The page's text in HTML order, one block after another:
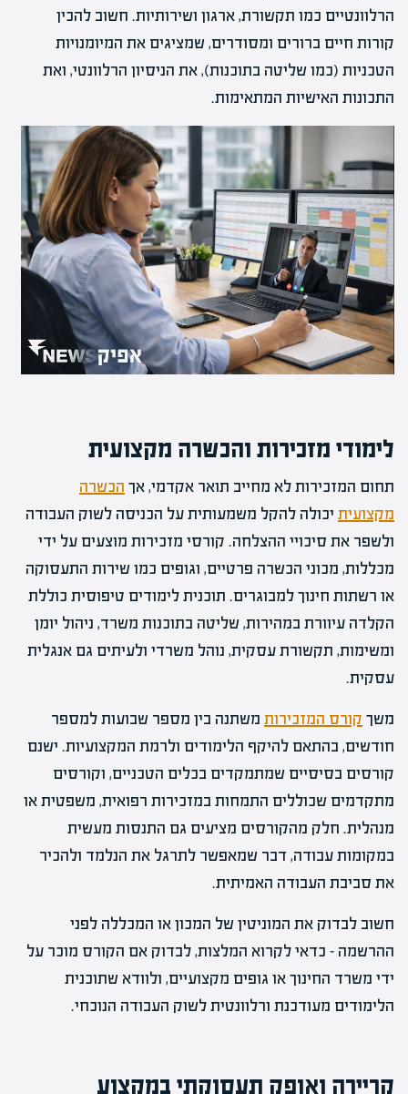
הרלוונטיים כמו תקשורת, ארגון ושירותיות. חשוב להכין
קורות חיים ברורים ומסודרים, שמציגים את המיומנויות
הטכניות (כמו שליטה בתוכנות), את הניסיון הרלוונטי, ואת
התכונות האישיות המתאימות.
לימודי מזכירות והכשרה מקצועית
תחום המזכירות לא מחייב תואר אקדמי, אך הכשרה
מקצועית יכולה להקל משמעותית על הכניסה לשוק העבודה
ולשפר את סיכויי ההצלחה. קורסי מזכירות מוצעים על ידי
מכללות, מכוני הכשרה פרטיים, וגופים כמו שירות התעסוקה
או רשתות חינוך למבוגרים. תוכנית לימודים טיפוסית כוללת
הקלדה עיוורת במהירות, שליטה בתוכנות משרד, ניהול יומן
ומשימות, תקשורת עסקית, נוהל משרדי ולעיתים גם אנגלית
עסקית.
משך קורס המזכירות משתנה בין מספר שבועות למספר
חודשים, בהתאם להיקף הלימודים ולרמת המקצועיות. ישנם
קורסים בסיסיים שמתמקדים בכלים הטכניים, וקורסים
מתקדמים שכוללים התמחות במזכירות רפואית, משפטית או
מנהלית. חלק מהקורסים מציעים גם התנסות מעשית
במקומות עבודה, דבר שמאפשר לתרגל את הנלמד ולהכיר
את סביבת העבודה האמיתית.
חשוב לבדוק את המוניטין של המכון או המכללה לפני
ההרשמה – כדאי לקרוא המלצות, לבדוק אם הקורס מוכר על
ידי משרד החינוך או גופים מקצועיים, ולוודא שתוכנית
הלימודים מעודכנת ורלוונטית לשוק העבודה הנוכחי.
קריירה ואופק תעסוקתי במקצוע